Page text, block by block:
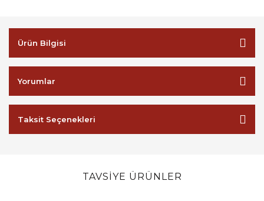
Ürün Bilgisi
Yorumlar
Taksit Seçenekleri
TAVSİYE ÜRÜNLER